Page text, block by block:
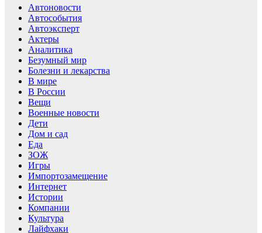
Автоновости
Автособытия
Автоэксперт
Актеры
Аналитика
Безумный мир
Болезни и лекарства
В мире
В России
Вещи
Военные новости
Дети
Дом и сад
Еда
ЗОЖ
Игры
Импортозамещение
Интернет
Истории
Компании
Культура
Лайфхаки